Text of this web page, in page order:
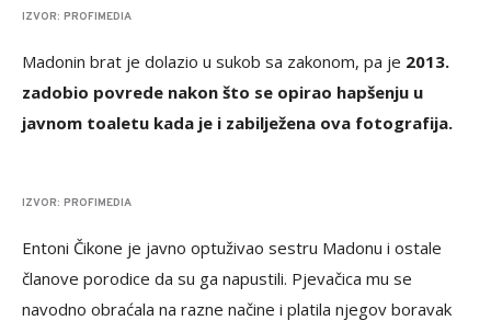
IZVOR: PROFIMEDIA
Madonin brat je dolazio u sukob sa zakonom, pa je 2013.
zadobio povrede nakon što se opirao hapšenju u
javnom toaletu kada je i zabilježena ova fotografija.
IZVOR: PROFIMEDIA
Entoni Čikone je javno optuživao sestru Madonu i ostale
članove porodice da su ga napustili. Pjevačica mu se
navodno obraćala na razne načine i platila njegov boravak